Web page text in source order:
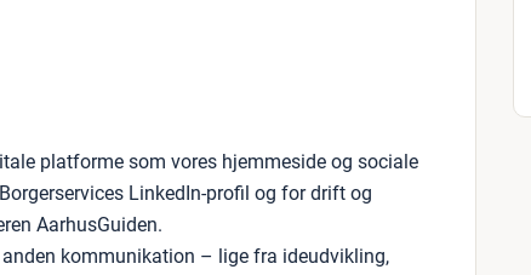
platforme som vores hjemmeside og sociale
LinkedIn-profil og for drift og
AarhusGuiden.
kommunikation – lige fra ideudvikling,